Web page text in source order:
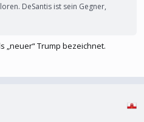
DeSantis ist sein Gegner,
„neuer“ Trump bezeichnet.